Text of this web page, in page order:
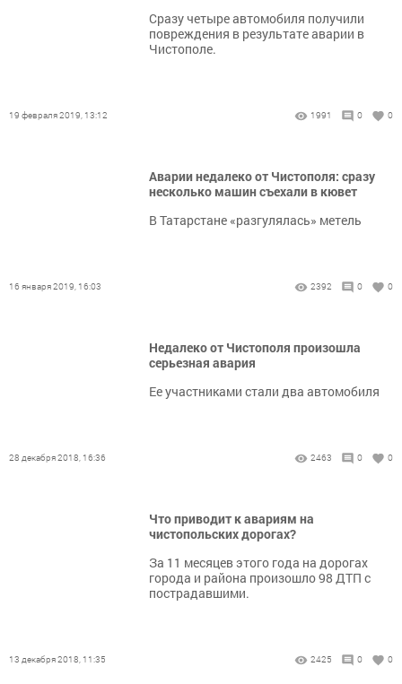
Сразу четыре автомобиля получили
повреждения в результате аварии в
Чистополе.
19 февраля 2019, 13:12 1991 0 0
Аварии недалеко от Чистополя: сразу
несколько машин съехали в кювет
В Татарстане «разгулялась» метель
16 января 2019, 16:03 2392 0 0
Недалеко от Чистополя произошла
серьезная авария
Ее участниками стали два автомобиля
28 декабря 2018, 16:36 2463 0 0
Что приводит к авариям на
чистопольских дорогах?
За 11 месяцев этого года на дорогах
города и района произошло 98 ДТП с
пострадавшими.
13 декабря 2018, 11:35 2425 0 0